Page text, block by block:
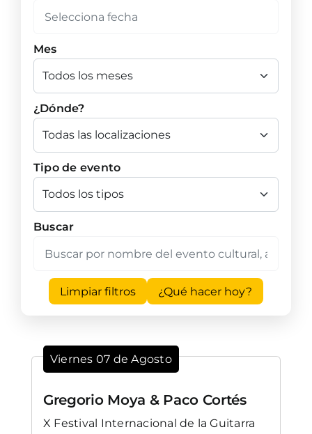
Mes
¿Dónde?
Tipo de evento
Buscar
Limpiar filtros ¿Qué hacer hoy?
Viernes 07 de Agosto
Gregorio Moya & Paco Cortés
X Festival Internacional de la Guitarra